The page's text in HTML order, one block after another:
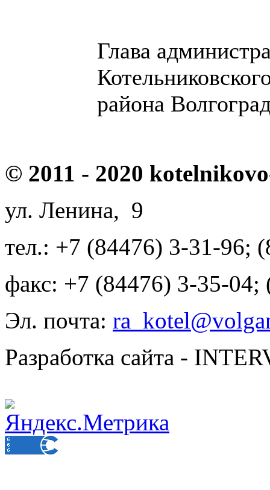
Глава
района
© 2011 - 2020
ул. Ленина, 9
тел.: +7 (84476) 3-31-96;
факс: +7 (84476) 3-35-04;
Эл. почта:
Разработка сайта -